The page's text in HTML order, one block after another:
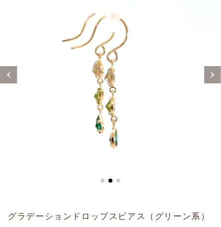
Blog Shop List
Voice
EN CH
グラデーションドロップスピアス（グリーン系）